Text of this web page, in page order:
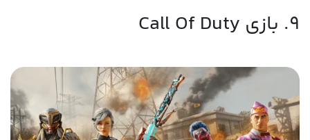
9. بازی Call Of Duty